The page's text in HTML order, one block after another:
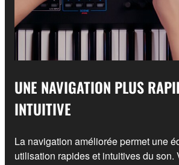
UNE NAVIGATION PLUS
INTUITIVE
La navigation améliorée permet une
utilisation rapides et intuitives du son.